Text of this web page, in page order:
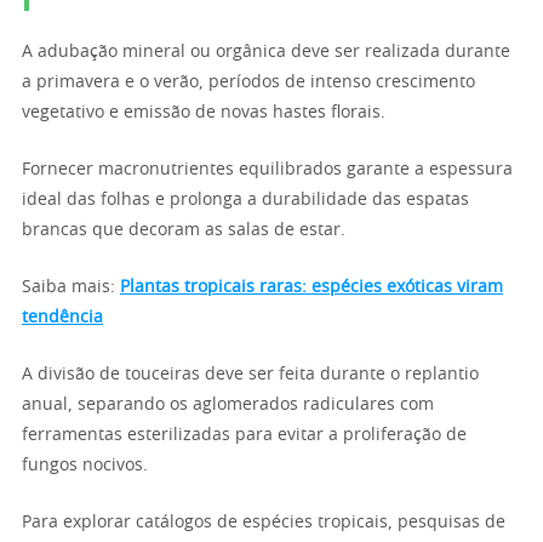
A adubação mineral ou orgânica deve ser realizada durante
a primavera e o verão, períodos de intenso crescimento
vegetativo e emissão de novas hastes florais.
Fornecer macronutrientes equilibrados garante a espessura
ideal das folhas e prolonga a durabilidade das espatas
brancas que decoram as salas de estar.
Saiba mais: Plantas tropicais raras: espécies exóticas viram
tendência
A divisão de touceiras deve ser feita durante o replantio
anual, separando os aglomerados radiculares com
ferramentas esterilizadas para evitar a proliferação de
fungos nocivos.
Para explorar catálogos de espécies tropicais, pesquisas de